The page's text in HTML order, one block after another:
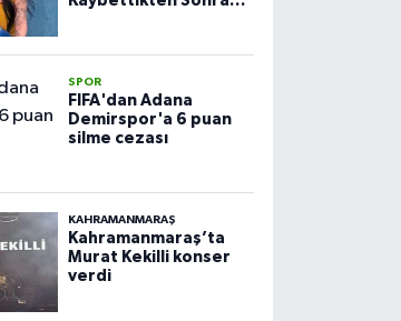
SPOR
FIFA'dan Adana
Demirspor'a 6 puan
silme cezası
KAHRAMANMARAŞ
Kahramanmaraş’ta
Murat Kekilli konser
verdi